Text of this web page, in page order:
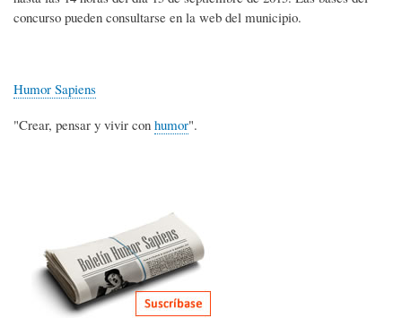
concurso pueden consultarse en la web del municipio.
Humor Sapiens
"Crear, pensar y vivir con humor".